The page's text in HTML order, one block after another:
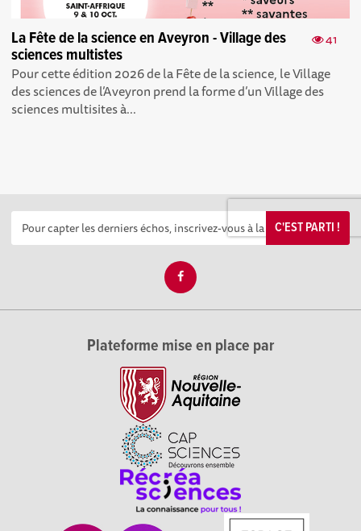
41
La Fête de la science en Aveyron - Village des
sciences multistes
Pour cette édition 2026 de la Fête de la science, le Village
des sciences de l’Aveyron prend la forme d’un Village des
sciences multisites à...
C'EST PARTI !
Plateforme mise en place par